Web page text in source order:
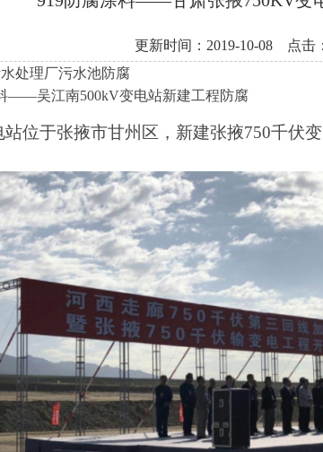
更新时间：2019-10-08 点击
处理厂污水池防腐
——吴江南500kV变电站新建工程防腐
站位于张掖市甘州区 ， 新建张掖750千伏